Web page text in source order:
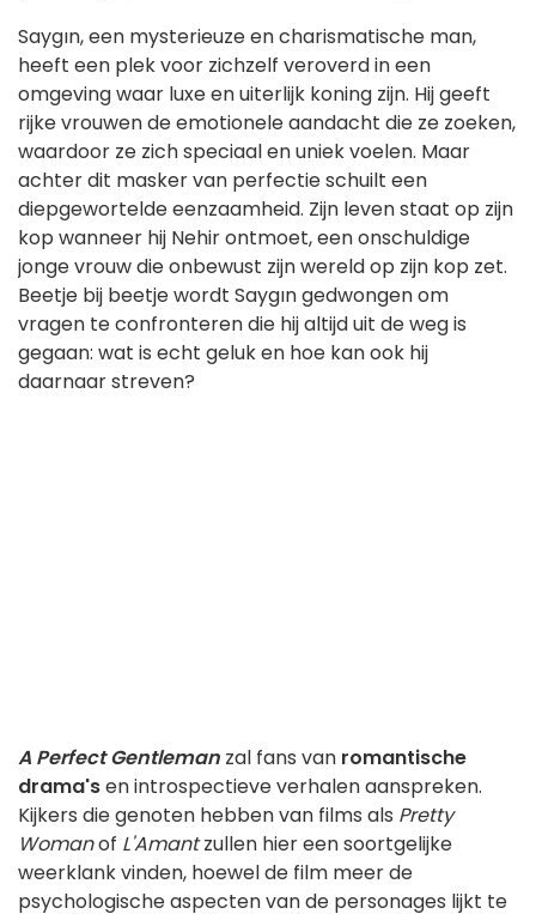
Saygın, een mysterieuze en charismatische man,
heeft een plek voor zichzelf veroverd in een
omgeving waar luxe en uiterlijk koning zijn. Hij geeft
rijke vrouwen de emotionele aandacht die ze zoeken,
waardoor ze zich speciaal en uniek voelen. Maar
achter dit masker van perfectie schuilt een
diepgewortelde eenzaamheid. Zijn leven staat op zijn
kop wanneer hij Nehir ontmoet, een onschuldige
jonge vrouw die onbewust zijn wereld op zijn kop zet.
Beetje bij beetje wordt Saygın gedwongen om
vragen te confronteren die hij altijd uit de weg is
gegaan: wat is echt geluk en hoe kan ook hij
daarnaar streven?
A Perfect Gentleman zal fans van romantische
drama'sen introspectieve verhalen aanspreken.
Kijkers die genoten hebben van films als Pretty
Womanof L'Amantzullen hier een soortgelijke
weerklank vinden, hoewel de film meer de
psychologische aspecten van de personages lijkt te